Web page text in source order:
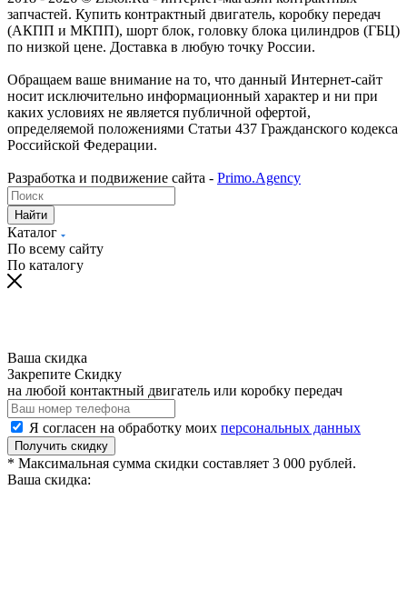
запчастей. Купить контрактный двигатель, коробку передач
(АКПП и МКПП), шорт блок, головку блока цилиндров (ГБЦ)
по низкой цене. Доставка в любую точку России.
Обращаем ваше внимание на то, что данный Интернет-сайт
носит исключительно информационный характер и ни при
каких условиях не является публичной офертой,
определяемой положениями Статьи 437 Гражданского кодекса
Российской Федерации.
Разработка и подвижение сайта - Primo.Agency
Найти
Каталог
По всему сайту
По каталогу
Ваша скидка
Закрепите Скидку
на любой контактный двигатель или коробку передач
Я согласен на обработку моих персональных данных
Получить скидку
* Максимальная сумма скидки составляет 3 000 рублей.
Ваша скидка: